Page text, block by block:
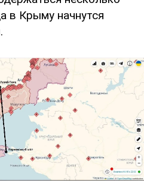
в Крыму начнутся